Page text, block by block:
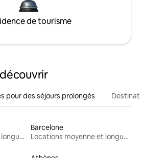
de tourisme
pour des séjours prolongés
Locations moyenne et longue durée
Barcelone
Locations moyenne et longue durée